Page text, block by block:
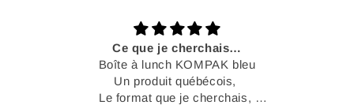
Ce que je cherchais…
Boîte à lunch KOMPAK bleu
Un produit québécois,
Le format que je cherchais,